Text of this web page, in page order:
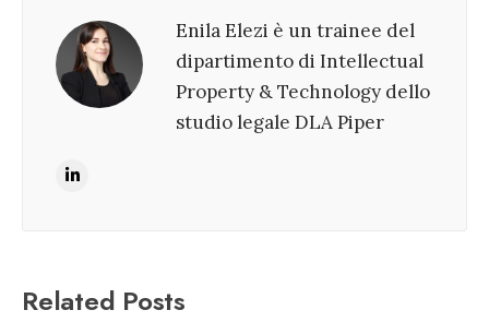
Enila Elezi è un trainee del
dipartimento di Intellectual
Property & Technology dello
studio legale DLA Piper
Related Posts